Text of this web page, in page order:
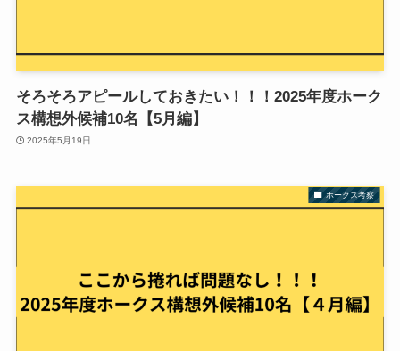
そろそろアピールしておきたい！！！2025年度ホーク
ス構想外候補10名【5月編】
2025年5月19日
ホークス考察